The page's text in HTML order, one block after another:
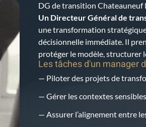
DG de transition Chateauneuf
Un Directeur Général de
une transformation
décisionnelle immédiate. Il
protéger le modèle, structurer
Les tâches d'un manager
— Piloter des projets de
— Gérer les contextes
— Assurer l’alignement entre